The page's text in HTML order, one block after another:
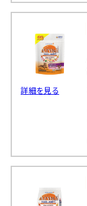
詳細を見る